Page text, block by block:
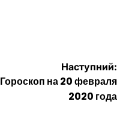
Наступний:
Гороскоп на 20 февраля
2020 года